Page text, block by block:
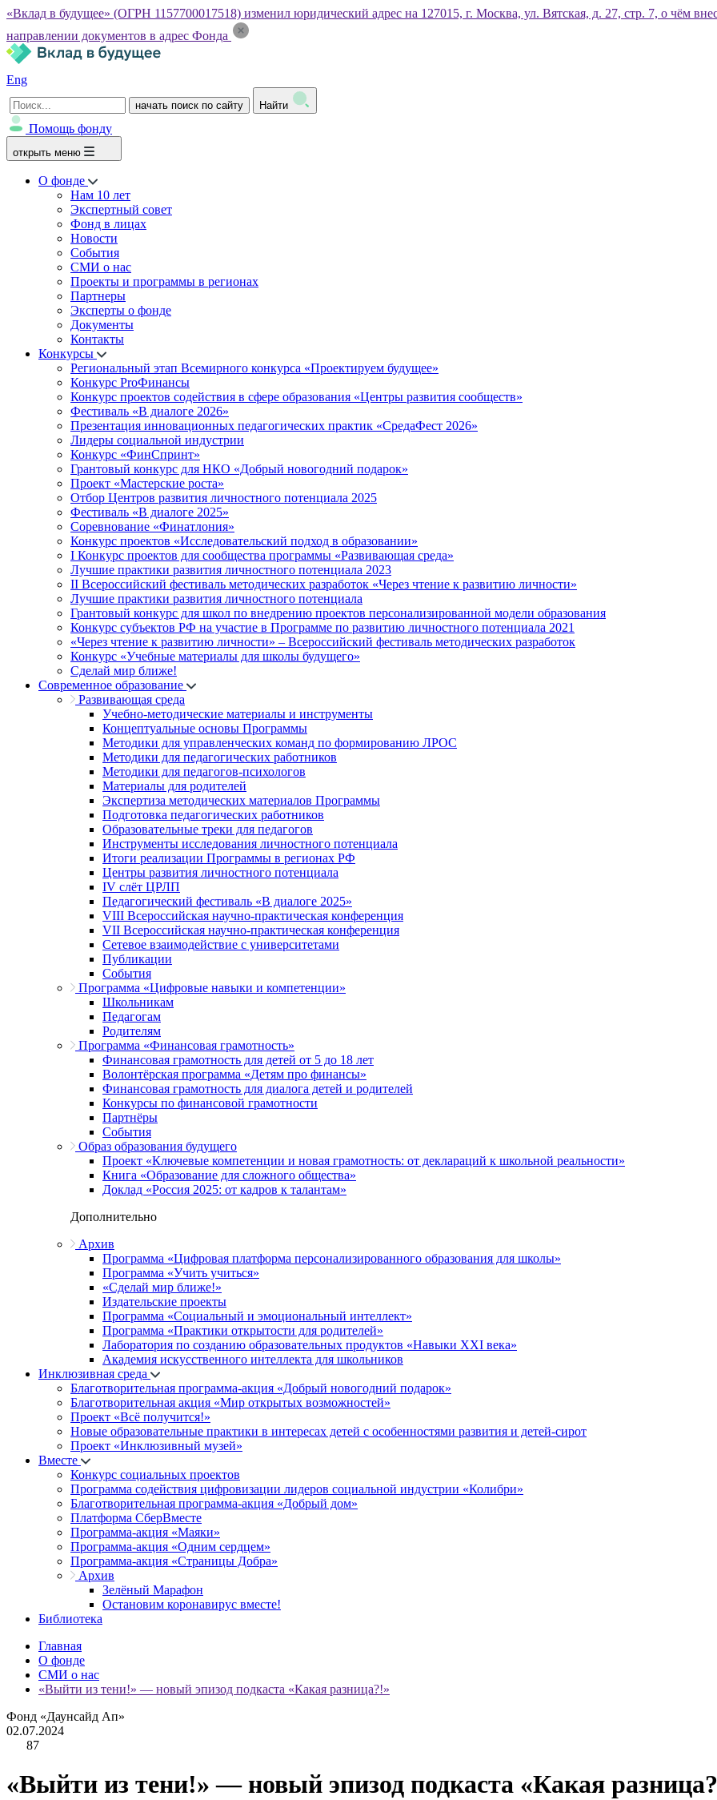
«Вклад в будущее» (ОГРН 1157700017518) изменил юридический адрес на 127015, г. Москва, ул. Вятская, д. 27, стр. 7, о чём
направлении документов в адрес Фонда
Eng
начать поиск по сайту Найти
Помощь фонду
открыть меню
О фонде
Нам 10 лет
Экспертный совет
Фонд в лицах
Новости
События
СМИ о нас
Проекты и программы в регионах
Партнеры
Эксперты о фонде
Документы
Контакты
Конкурсы
Региональный этап Всемирного конкурса «Проектируем будущее»
Конкурс ProФинансы
Конкурс проектов содействия в сфере образования «Центры развития сообществ»
Фестиваль «В диалоге 2026»
Презентация инновационных педагогических практик «СредаФест 2026»
Лидеры социальной индустрии
Конкурс «ФинСпринт»
Грантовый конкурс для НКО «Добрый новогодний подарок»
Проект «Мастерские роста»
Отбор Центров развития личностного потенциала 2025
Фестиваль «В диалоге 2025»
Соревнование «Финатлония»
Конкурс проектов «Исследовательский подход в образовании»
I Конкурс проектов для сообщества программы «Развивающая среда»
Лучшие практики развития личностного потенциала 2023
II Всероссийский фестиваль методических разработок «Через чтение к развитию личности»
Лучшие практики развития личностного потенциала
Грантовый конкурс для школ по внедрению проектов персонализированной модели образования
Конкурс субъектов РФ на участие в Программе по развитию личностного потенциала 2021
«Через чтение к развитию личности» – Всероссийский фестиваль методических разработок
Конкурс «Учебные материалы для школы будущего»
Сделай мир ближе!
Современное образование
Развивающая среда
Учебно-методические материалы и инструменты
Концептуальные основы Программы
Методики для управленческих команд по формированию ЛРОС
Методики для педагогических работников
Методики для педагогов-психологов
Материалы для родителей
Экспертиза методических материалов Программы
Подготовка педагогических работников
Образовательные треки для педагогов
Инструменты исследования личностного потенциала
Итоги реализации Программы в регионах РФ
Центры развития личностного потенциала
IV слёт ЦРЛП
Педагогический фестиваль «В диалоге 2025»
VIII Всероссийская научно-практическая конференция
VII Всероссийская научно-практическая конференция
Сетевое взаимодействие с университетами
Публикации
События
Программа «Цифровые навыки и компетенции»
Школьникам
Педагогам
Родителям
Программа «Финансовая грамотность»
Финансовая грамотность для детей от 5 до 18 лет
Волонтёрская программа «Детям про финансы»
Финансовая грамотность для диалога детей и родителей
Конкурсы по финансовой грамотности
Партнёры
События
Образ образования будущего
Проект «Ключевые компетенции и новая грамотность: от деклараций к школьной реальности»
Книга «Образование для сложного общества»
Доклад «Россия 2025: от кадров к талантам»
Дополнительно
Архив
Программа «Цифровая платформа персонализированного образования для школы»
Программа «Учить учиться»
«Сделай мир ближе!»
Издательские проекты
Программа «Социальный и эмоциональный интеллект»
Программа «Практики открытости для родителей»
Лаборатория по созданию образовательных продуктов «Навыки XXI века»
Академия искусственного интеллекта для школьников
Инклюзивная среда
Благотворительная программа-акция «Добрый новогодний подарок»
Благотворительная акция «Мир открытых возможностей»
Проект «Всё получится!»
Новые образовательные практики в интересах детей с особенностями развития и детей-сирот
Проект «Инклюзивный музей»
Вместе
Конкурс социальных проектов
Программа содействия цифровизации лидеров социальной индустрии «Колибри»
Благотворительная программа-акция «Добрый дом»
Платформа СберВместе
Программа-акция «Маяки»
Программа-акция «Одним сердцем»
Программа-акция «Страницы Добра»
Архив
Зелёный Марафон
Остановим коронавирус вместе!
Библиотека
Главная
О фонде
СМИ о нас
«Выйти из тени!» — новый эпизод подкаста «Какая разница?!»
Фонд «Даунсайд Ап»
02.07.2024
87
«Выйти из тени!» — новый эпизод подкаста «Какая